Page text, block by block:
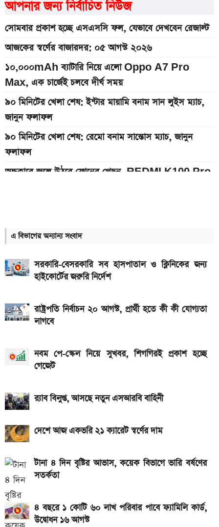
আপনার জন্য নির্বাচিত নিউজ
সোমবার প্রকাশ হচ্ছে এসএসসি ফল, যেভাবে দেখবেন রেজাল্ট
আজকের স্বর্ণের বাজারদর: ০৫ আগস্ট ২০২৬
১০,০০০mAh ব্যাটারি নিয়ে এলো Oppo A7 Pro
Max, এক চার্জেই চলবে দীর্ঘ সময়
৯০ মিনিটের খেলা শেষ: ইন্টার মায়ামি বনাম সান লুইস ম্যাচ,
জানুন ফলাফল
৯০ মিনিটের খেলা শেষ: রেমো বনাম সান্তোস ম্যাচ, জানুন
ফলাফল
অন্ধকারে জ্বলে উঠবে ফোনের পেছন, REDMI K100 Pro
১২ আগস্ট আসছে Realme 16x 5G, ৭,০০০mAh
ব্যাটারিসহ সম্ভাব্য দাম
৮০০০ mAh ব্যাটারি সহ আসছে Redmi Note 17 5G,
দাম কত?
একটু পর শুরু, চেলসি ও জুভেন্টাস ম্যাচ; লাইভ দেখুন এখানে
লাইভ
গ্যাসের দাম নিয়ে সুখবর, যা জানাল পেট্রোবাংলা
আজকের সকল দেশের টাকার রেট: ০৫ আগস্ট ২০২৬
আসছে টানা ৫ দিনের বৃষ্টি!
এ বিভাগের অন্যান্য সংবাদ
সরকারি-বেসরকারি সব হাসপাতাল ও ক্লিনিকের জন্য
হাইকোর্টের জরুরি নির্দেশ
রাষ্ট্রপতি নির্বাচন ২০ আগস্ট, প্রার্থী হতে কী কী যোগ্যতা
লাগবে
নবম পে-স্কেল নিয়ে সুখবর, শিগগিরই প্রকাশ হচ্ছে
গেজেট
র‍্যাব বিলুপ্ত, আসছে নতুন এসআরবি বাহিনী
দেশে আজ একভরি ২১ ক্যারেট স্বর্ণের দাম
টানা ৪ দিন বৃষ্টির আভাস, কয়েক বিভাগে ভারি বর্ষণের
সতর্কতা
৪ বছরে ১ কোটি ৬০ লাখ পরিবার পাবে ফ্যামিলি কার্ড,
উদ্বোধন ১৬ আগস্ট